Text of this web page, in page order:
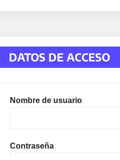
DATOS DE ACCESO
Nombre de usuario
Contraseña